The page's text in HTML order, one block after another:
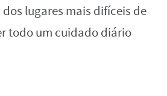
lugares mais difíceis de
todo um cuidado diário